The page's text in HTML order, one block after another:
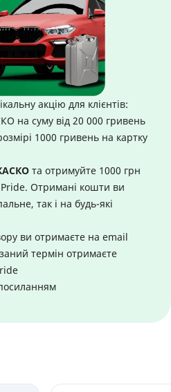
акцію для клієнтів:
на суму від 20 000 гривень
1000 гривень на картку
та отримуйте 1000 грн
Отримані кошти ви
так і на будь-які
ви отримаєте на email
термін отримаєте